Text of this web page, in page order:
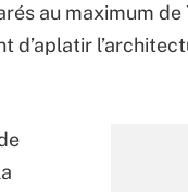
au maximum de